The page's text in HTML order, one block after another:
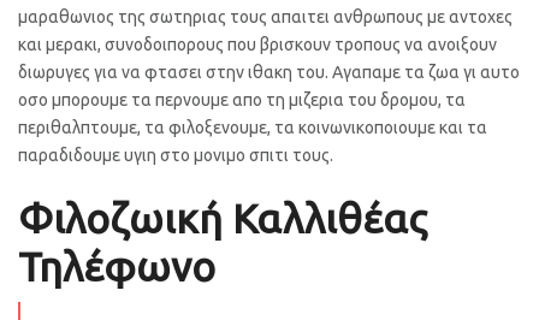
μαραθωνιος της σωτηριας τους απαιτει ανθρωπους με αντοχες
και μερακι, συνοδοιπορους που βρισκουν τροπους να ανοιξουν
διωρυγες για να φτασει στην ιθακη του. Αγαπαμε τα ζωα γι αυτο
οσο μπορουμε τα περνουμε απο τη μιζερια του δρομου, τα
περιθαλπτουμε, τα φιλοξενουμε, τα κοινωνικοποιουμε και τα
παραδιδουμε υγιη στο μονιμο σπιτι τους.
Φιλοζωική Καλλιθέας
Τηλέφωνο